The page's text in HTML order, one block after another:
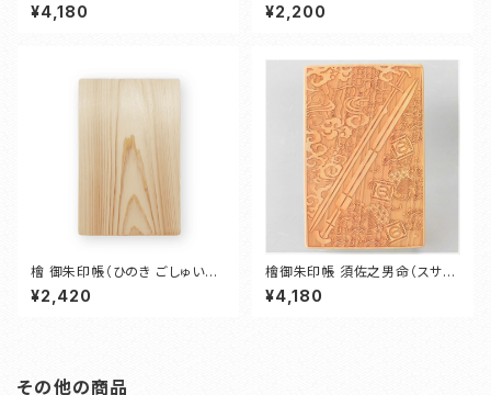
¥4,180 ¥2,200
檜 御朱印帳（ひのき ごしゅいん
ちょう）
¥2,420
檜御朱印帳 須佐之男命（スサノ
オノミコト）
¥4,180
その他の商品